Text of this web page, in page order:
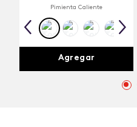
Pimienta Caliente
Agregar